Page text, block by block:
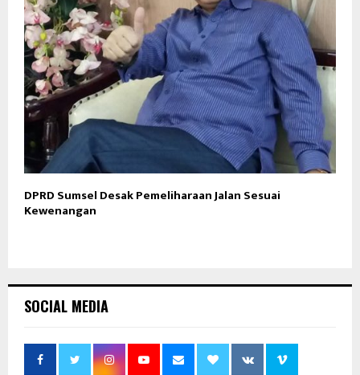
DPRD Sumsel Desak Pemeliharaan Jalan Sesuai
Kewenangan
SOCIAL MEDIA